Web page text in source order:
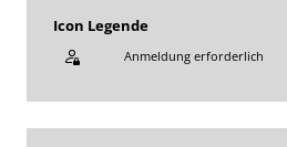
Icon Legende
Anmeldung erforderlich